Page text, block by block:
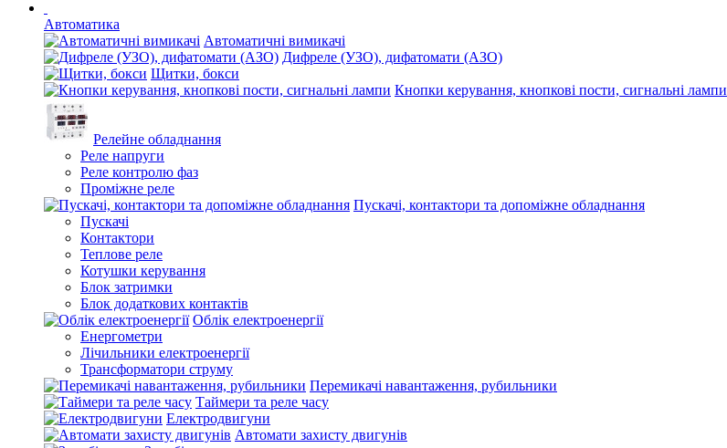
Автоматика
Автоматичні вимикачі
Дифреле (УЗО), дифатомати (АЗО)
Щитки, бокси
Кнопки керування, кнопкові пости, сигнальні лампи
Релейне обладнання
Реле напруги
Реле контролю фаз
Проміжне реле
Пускачі, контактори та допоміжне обладнання
Пускачі
Контактори
Теплове реле
Котушки керування
Блок затримки
Блок додаткових контактів
Облік електроенергії
Енергометри
Лічильники електроенергії
Трансформатори струму
Перемикачі навантаження, рубильники
Таймери та реле часу
Електродвигуни
Автомати захисту двигунів